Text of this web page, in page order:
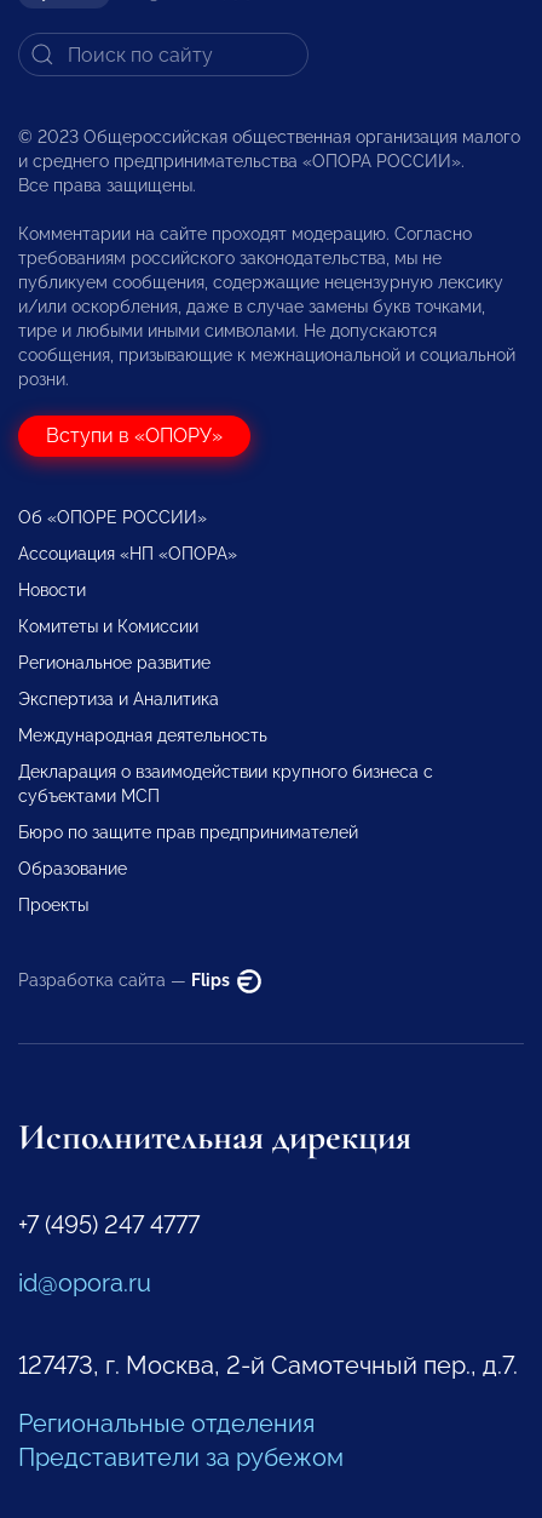
© 2023 Общероссийская общественная организация малого
и среднего предпринимательства «ОПОРА РОССИИ».
Все права защищены.
Комментарии на сайте проходят модерацию. Согласно
требованиям российского законодательства, мы не
публикуем сообщения, содержащие нецензурную лексику
и/или оскорбления, даже в случае замены букв точками,
тире и любыми иными символами. Не допускаются
сообщения, призывающие к межнациональной и социальной
розни.
Вступи в «ОПОРУ»
Об «ОПОРЕ РОССИИ»
Ассоциация «НП «ОПОРА»
Новости
Комитеты и Комиссии
Региональное развитие
Экспертиза и Аналитика
Международная деятельность
Декларация о взаимодействии крупного бизнеса с
субъектами МСП
Бюро по защите прав предпринимателей
Образование
Проекты
Разработка сайта — Flips
Исполнительная дирекция
+7 (495) 247 4777
id@opora.ru
127473, г. Москва, 2-й Самотечный пер., д.7.
Региональные отделения
Представители за рубежом